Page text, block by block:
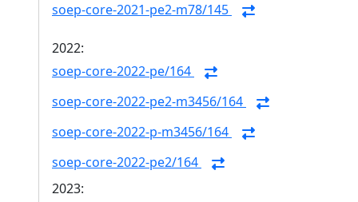
soep-core-2021-pe2-m78/145
2022:
soep-core-2022-pe/164
soep-core-2022-pe2-m3456/164
soep-core-2022-p-m3456/164
soep-core-2022-pe2/164
2023: